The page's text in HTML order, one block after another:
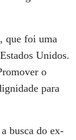
que foi uma
Unidos.
o
para
busca do ex-